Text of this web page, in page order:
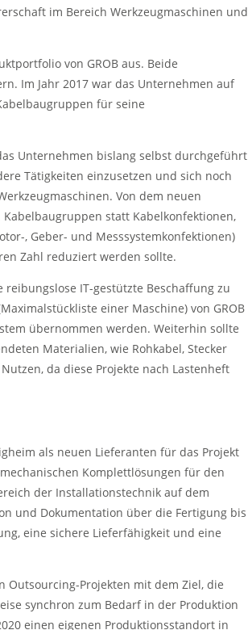
im Bereich Werkzeugmaschinen und
von GROB aus. Beide
Im Jahr 2017 war das Unternehmen auf
für seine
Unternehmen bislang selbst durchgeführt
Tätigkeiten einzusetzen und sich noch
Von dem neuen
statt Kabelkonfektionen,
, Geber- und Messsystemkonfektionen)
Zahl reduziert werden sollte.
IT-gestützte Beschaffung zu
einer Maschine) von GROB
übernommen werden. Weiterhin sollte
Materialien, wie Rohkabel, Stecker
da diese Projekte nach Lastenheft
als neuen Lieferanten für das Projekt
Komplettlösungen für den
der Installationstechnik auf dem
und Dokumentation über die Fertigung bis
eine sichere Lieferfähigkeit und eine
Projekten mit dem Ziel, die
synchron zum Bedarf in der Produktion
einen eigenen Produktionsstandort in